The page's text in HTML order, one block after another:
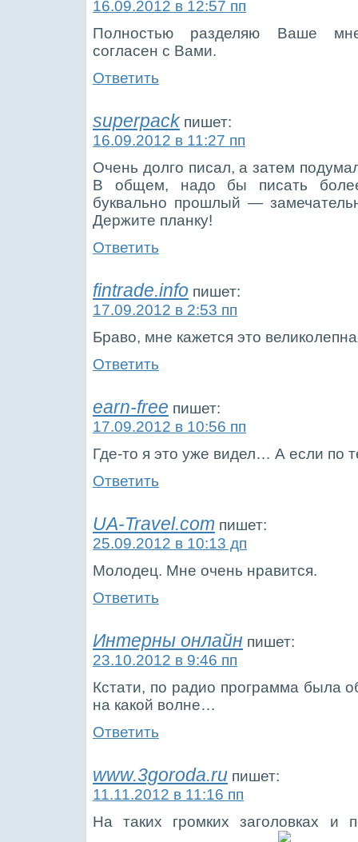
16.09.2012 в 12:57 пп
Полностью разделяю Ваше
согласен с Вами.
Ответить
superpack пишет:
16.09.2012 в 11:27 пп
Очень долго писал, а затем
В общем, надо бы писать
буквально прошлый —
Держите планку!
Ответить
fintrade.info пишет:
17.09.2012 в 2:53 пп
Браво, мне кажется это
Ответить
earn-free пишет:
17.09.2012 в 10:56 пп
Где-то я это уже видел… А если по
Ответить
UA-Travel.com пишет:
25.09.2012 в 10:13 дп
Молодец. Мне очень нравится.
Ответить
Интерны онлайн пишет:
23.10.2012 в 9:46 пп
Кстати, по радио программа была
на какой волне…
Ответить
www.3goroda.ru пишет:
11.11.2012 в 11:16 пп
На таких громких заголовках и